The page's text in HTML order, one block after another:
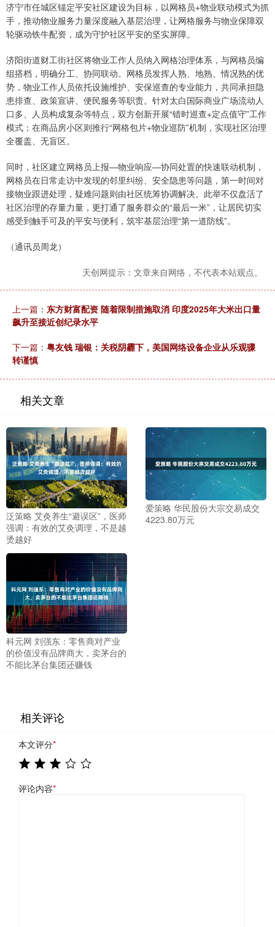
济宁市任城区锚定平安社区建设为目标，以网格员+物业联动模式为抓
手，推动物业服务力量深度融入基层治理，让网格服务与物业保障双
轮驱动铁牛配资，成为守护社区平安的坚实屏障。
济阳街道财工街社区将物业工作人员纳入网格治理体系，与网格员编
组搭档，明确分工、协同联动。网格员发挥人熟、地熟、情况熟的优
势，物业工作人员依托设施维护、安保巡查的专业能力，共同承担隐
患排查、政策宣讲、便民服务等职责。针对太白国际商业广场流动人
口多、人员构成复杂等特点，双方创新开展“错时巡查+定点值守”工作
模式；在商品房小区则推行“网格包片+物业巡防”机制，实现社区治理
全覆盖、无盲区。
同时，社区建立网格员上报—物业响应—协同处置的快速联动机制，
网格员在日常走访中发现的邻里纠纷、安全隐患等问题，第一时间对
接物业跟进处理，疑难问题则由社区统筹协调解决。此举不仅盘活了
社区治理的存量力量，更打通了服务群众的“最后一米”，让居民切实
感受到触手可及的平安与便利，筑牢基层治理“第一道防线”。
（通讯员周龙）
天创网提示：文章来自网络，不代表本站观点。
上一篇： 东方财富配资 随着限制措施取消 印度2025年大米出口量
飙升至接近创纪录水平
下一篇： 粤友钱 瑞银：关税阴霾下，美国网络设备企业从乐观骤
转谨慎
相关文章
泛策略 艾灸养生“避误区”，医师
强调：有效的艾灸调理，不是越
烫越好
爱策略 华民股份大宗交易成交
4223.80万元
科元网 刘强东：零售商对产业
的价值没有品牌商大，卖茅台的
不能比茅台集团还赚钱
相关评论
本文评分*
评论内容*